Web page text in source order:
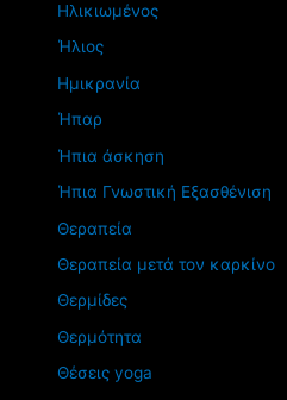
Ηλικιωμένος
Ήλιος
Ημικρανία
Ήπαρ
Ήπια άσκηση
Ήπια Γνωστική Εξασθένιση
Θεραπεία
Θεραπεία μετά τον καρκίνο
Θερμίδες
Θερμότητα
Θέσεις yoga